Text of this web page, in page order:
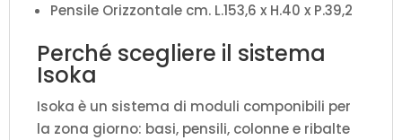
Pensile Orizzontale cm. L.153,6 x H.40 x P.39,2
Perché scegliere il sistema
Isoka
Isoka è un sistema di moduli componibili per
la zona giorno: basi, pensili, colonne e ribalte